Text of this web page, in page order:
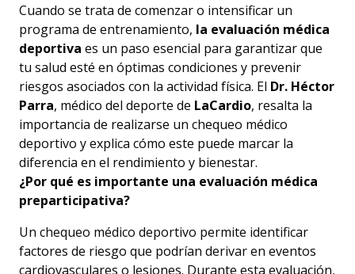
Cuando se trata de comenzar o intensificar un
programa de entrenamiento, la evaluación médica
deportiva es un paso esencial para garantizar que
tu salud esté en óptimas condiciones y prevenir
riesgos asociados con la actividad física. El Dr. Héctor
Parra, médico del deporte de LaCardio, resalta la
importancia de realizarse un chequeo médico
deportivo y explica cómo este puede marcar la
diferencia en el rendimiento y bienestar.
¿Por qué es importante una evaluación médica
preparticipativa?
Un chequeo médico deportivo permite identificar
factores de riesgo que podrían derivar en eventos
cardiovasculares o lesiones. Durante esta evaluación,